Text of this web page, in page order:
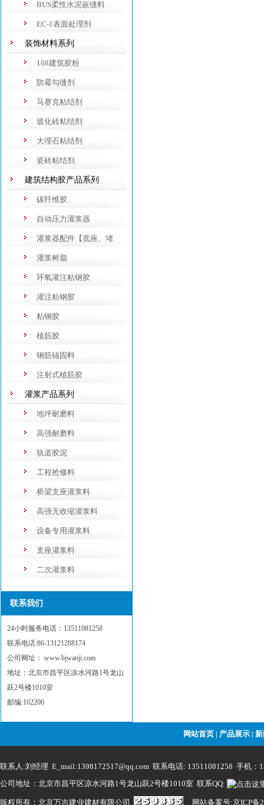
BUS柔性水泥嵌缝料
EC-1表面处理剂
装饰材料系列
108建筑胶粉
防霉勾缝剂
马赛克粘结剂
玻化砖粘结剂
大理石粘结剂
瓷砖粘结剂
建筑结构胶产品系列
碳纤维胶
自动压力灌浆器
灌浆器配件【底座、堵
灌浆树脂
环氧灌注粘钢胶
灌注粘钢胶
粘钢胶
植筋胶
钢筋锚固料
注射式植筋胶
灌浆产品系列
地坪耐磨料
高强耐磨料
轨道胶泥
工程抢修料
桥梁支座灌浆料
高强无收缩灌浆料
设备专用灌浆料
支座灌浆料
二次灌浆料
联系我们
24小时服务电话：13511081258
联系电话:86-13121288174
公司网址： www.bjwanji.com
地址：北京市昌平区凉水河路1号龙山
跃2号楼1010室
邮编:102206
网站首页 产品展示|
联系人:刘经理 E_mail:1398172517@qq.com 联系电话: 13511081258 手机：
公司地址：北京市昌平区凉水河路1号龙山跃2号楼1010室 联系QQ:
版权所有：北京万吉建业建材有限公司 网站备案号:京ICP备